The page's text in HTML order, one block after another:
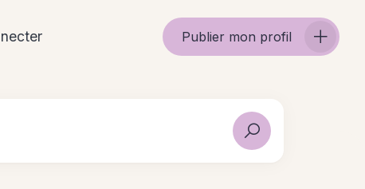
Publier mon profil